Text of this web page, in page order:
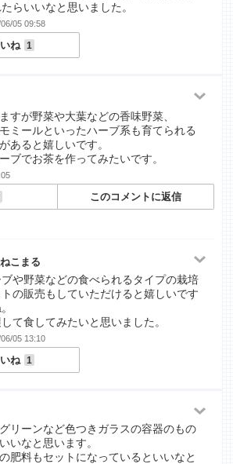
らいいなと思いました。
05 09:58
ね 1
すが野菜や大葉などの香味野菜、
ミールといったハーブ系も育てられる
あると嬉しいです。
ブでお茶を作ってみたいです。
このコメントに返信
こまる
や野菜などの食べられるタイプの栽培
の販売もしていただけると嬉しいです
て食してみたいと思いました。
05 13:10
ね 1
リーンなど色つきガラスの容器のもの
いなと思います。
肥料もセットになっているといいなと